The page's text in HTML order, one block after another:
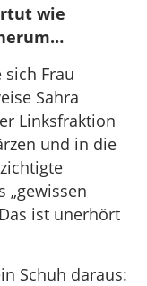
wie
Frau
Sahra
Linksfraktion
und in die
„gewissen
ist unerhört
Schuh daraus: